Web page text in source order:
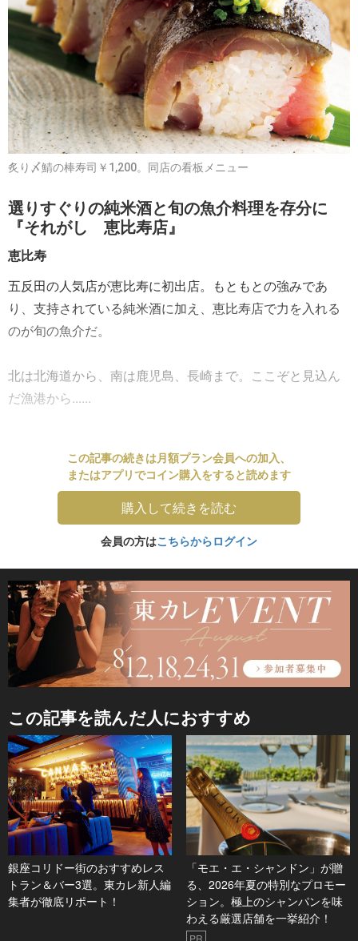
炙り〆鯖の棒寿司￥1,200。同店の看板メニュー
選りすぐりの純米酒と旬の魚介料理を存分に
『それがし 恵比寿店』
恵比寿
五反田の人気店が恵比寿に初出店。もともとの強みであ
り、支持されている純米酒に加え、恵比寿店で力を入れる
のが旬の魚介だ。
北は北海道から、南は鹿児島、長崎まで。ここぞと見込ん
だ漁港から......
この記事の続きは月額プラン会員への加入、
またはアプリでコイン購入をすると読めます
購入して続きを読む
会員の方はこちらからログイン
この記事を読んだ人におすすめ
銀座コリドー街のおすすめレス
トラン＆バー3選。東カレ新人編
集者が徹底リポート！
「モエ・エ・シャンドン」が贈
る、2026年夏の特別なプロモー
ション。極上のシャンパンを味
わえる厳選店舗を一挙紹介！